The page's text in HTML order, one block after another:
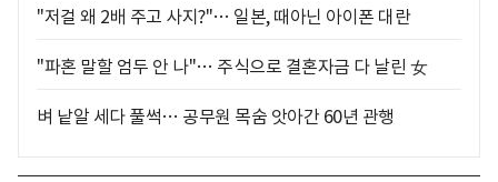
"저걸 왜 2배 주고 사지?"… 일본, 때아닌 아이폰 대란
"파혼 말할 엄두 안 나"… 주식으로 결혼자금 다 날린 女
벼 낱알 세다 풀썩… 공무원 목숨 앗아간 60년 관행